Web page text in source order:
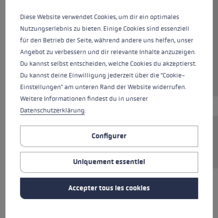
Ajouter au panier
Douille de serrage pour bâtons avec système
de réglage Super Lock (SLS).
TOUTES LES CARACTÉRISTIQUES
Diese Website verwendet Cookies, um dir ein optimales
Nutzungserlebnis zu bieten. Einige Cookies sind essenziell
für den Betrieb der Seite, während andere uns helfen, unser
Angebot zu verbessern und dir relevante Inhalte anzuzeigen.
Du kannst selbst entscheiden, welche Cookies du akzeptierst.
Du kannst deine Einwilligung jederzeit über die "Cookie-
Einstellungen" am unteren Rand der Website widerrufen.
Weitere Informationen findest du in unserer
Datenschutzerklärung.
Configurer
Uniquement essentiel
Accepter tous les cookies